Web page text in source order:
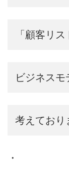
「顧客リ
ビジネスモ
考えており
・